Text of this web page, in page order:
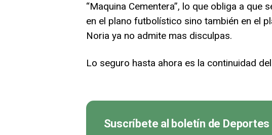
“Maquina Cementera”, lo que obliga a que
en el plano futbolístico sino también en el
Noria ya no admite mas disculpas.
Lo seguro hasta ahora es la continuidad
Suscríbete al boletín de Deportes